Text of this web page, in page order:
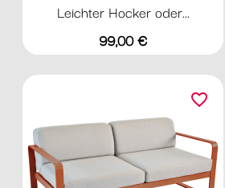
Leichter Hocker oder...
Preis
99,00 €
favorite_border